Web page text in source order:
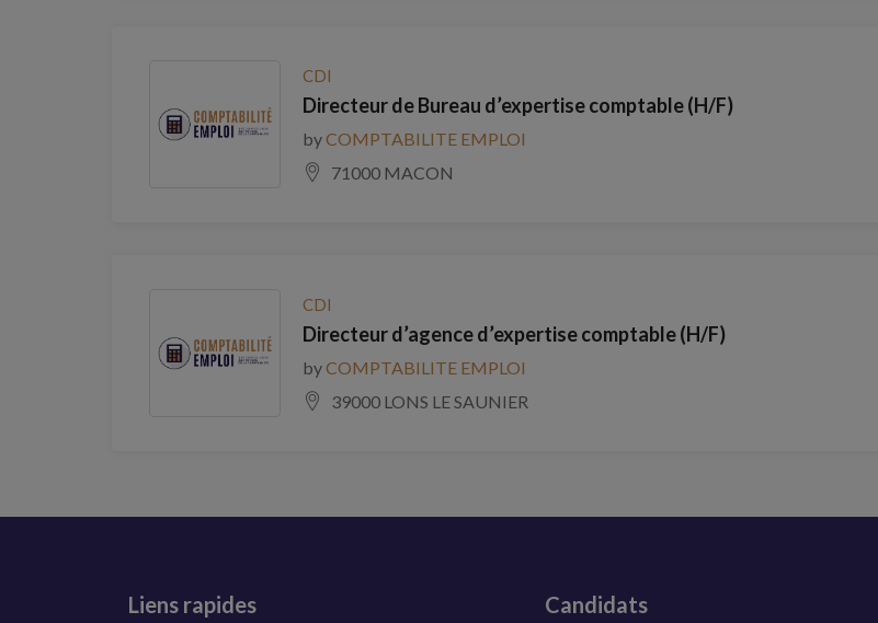
CDI
Directeur de Bureau d’expertise comptable (H/F)
byCOMPTABILITE EMPLOI
71000 MACON
CDI
Directeur d’agence d’expertise comptable (H/F)
byCOMPTABILITE EMPLOI
39000 LONS LE SAUNIER
Liens rapides Candidats